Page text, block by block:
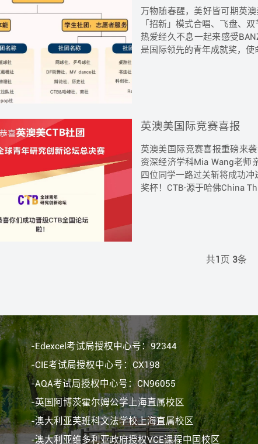
万物随春醒，美好皆可期英
「招新」模式合唱、飞盘、
热爱经久不息一起来感受
是国际领先的青年成就奖，使
英澳美国际竞赛喜报
英澳美国际竞赛喜报重磅来
资深经济学科Mia Wang老师
四位同学一路过关斩将成功
奖杯！CTB·源于哈佛China
共1 页 3条
-Edexcel考试局授权中心号：92344
-CIE考试局授权中心号：CX198
-AQA考试局授权中心号：CN96055
-英国阿博茨霍尔姆公学上海直属校区
-澳大利亚芙班科文法学校上海直属校区
-澳大利亚维多利亚政府授权VCE课程中国校区